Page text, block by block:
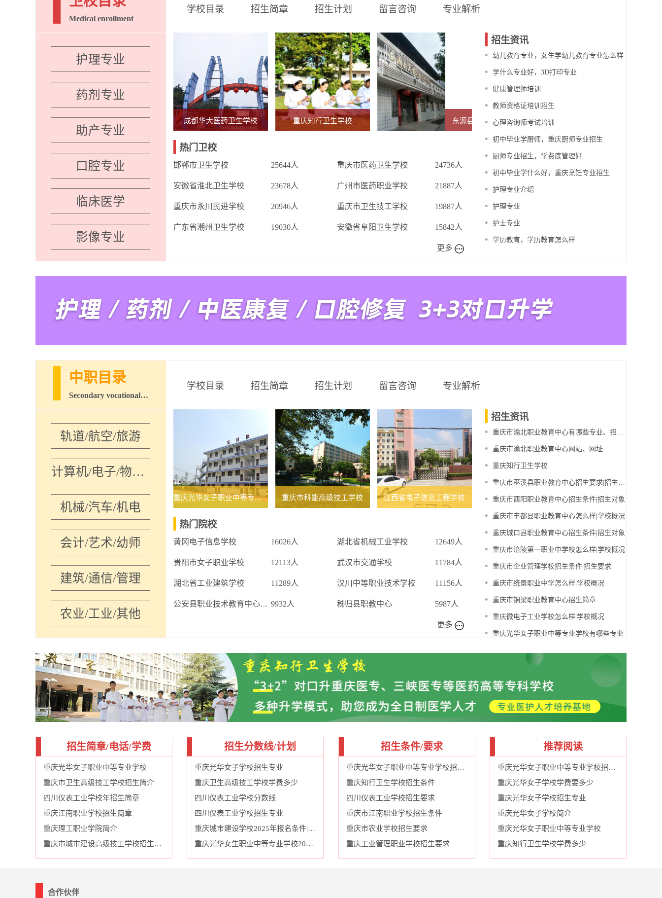
Medical enrollment
护理专业
药剂专业
助产专业
口腔专业
临床医学
影像专业
学校目录 招生简章 招生计划 留言咨询 专业解析
成都华大医药卫生学校 重庆知行卫生学校 东源县卫生职业技术学校
热门卫校
邯郸市卫生学校 25644人 重庆市医药卫生学校 24736人
安徽省淮北卫生学校 23678人 广州市医药职业学校 21887人
重庆市永川民进学校 20946人 重庆市卫生技工学校 19887人
广东省潮州卫生学校 19030人 安徽省阜阳卫生学校 15842人
更多
招生资讯
幼儿教育专业，女生学幼儿教育专业怎么样
学什么专业好，3D打印专业
健康管理师培训
教师资格证培训招生
心理咨询师考试培训
初中毕业学厨师，重庆厨师专业招生
厨师专业招生，学费底管理好
初中毕业学什么好，重庆烹饪专业招生
护理专业介绍
护理专业
护士专业
学历教育，学历教育怎么样
中职目录
Secondary vocational school
轨道/航空/旅游
计算机/电子/物联网
机械/汽车/机电
会计/艺术/幼师
建筑/通信/管理
农业/工业/其他
学校目录 招生简章 招生计划 留言咨询 专业解析
重庆光华女子职业中等专业学校 重庆市科能高级技工学校 江西省电子信息工程学校
热门院校
黄冈电子信息学校 16026人 湖北省机械工业学校 12649人
贵阳市女子职业学校 12113人 武汉市交通学校 11784人
湖北省工业建筑学校 11289人 汉川中等职业技术学校 11156人
公安县职业技术教育中心学校 9932人 秭归县职教中心 5987人
更多
招生资讯
重庆市渝北职业教育中心有哪些专业、招生专业
重庆市渝北职业教育中心网站、网址
重庆知行卫生学校
重庆市巫溪县职业教育中心招生要求|招生对象
重庆市酉阳职业教育中心招生条件|招生对象
重庆市丰都县职业教育中心怎么样|学校概况
重庆城口县职业教育中心招生条件|招生对象
重庆市涪陵第一职业中学校怎么样|学校概况
重庆市企业管理学校招生条件|招生要求
重庆市统景职业中学怎么样|学校概况
重庆市铜梁职业教育中心招生简章
重庆微电子工业学校怎么样|学校概况
重庆光华女子职业中等专业学校有哪些专业
招生简章/电话/学费
重庆光华女子职业中等专业学校
重庆市卫生高级技工学校招生简介
四川仪表工业学校年招生简章
重庆江南职业学校招生简章
重庆理工职业学院简介
重庆市城市建设高级技工学校招生简介
招生分数线/计划
重庆光华女子学校招生专业
重庆卫生高级技工学校学费多少
四川仪表工业学校分数线
四川仪表工业学校招生专业
重庆城市建设学校2025年报名条件|招生对象|招生要求
重庆光华女生职业中等专业学校2025年报名条件、招生要求、招生对象
招生条件/要求
重庆光华女子职业中等专业学校招生条件
重庆知行卫生学校招生条件
四川仪表工业学校招生要求
重庆市江南职业学校招生条件
重庆市农业学校招生要求
重庆工业管理职业学校招生要求
推荐阅读
重庆光华女子职业中等专业学校招生条件
重庆光华女子学校学费要多少
重庆光华女子学校招生专业
重庆光华女子学校简介
重庆光华女子职业中等专业学校
重庆知行卫生学校学费多少
合作伙伴